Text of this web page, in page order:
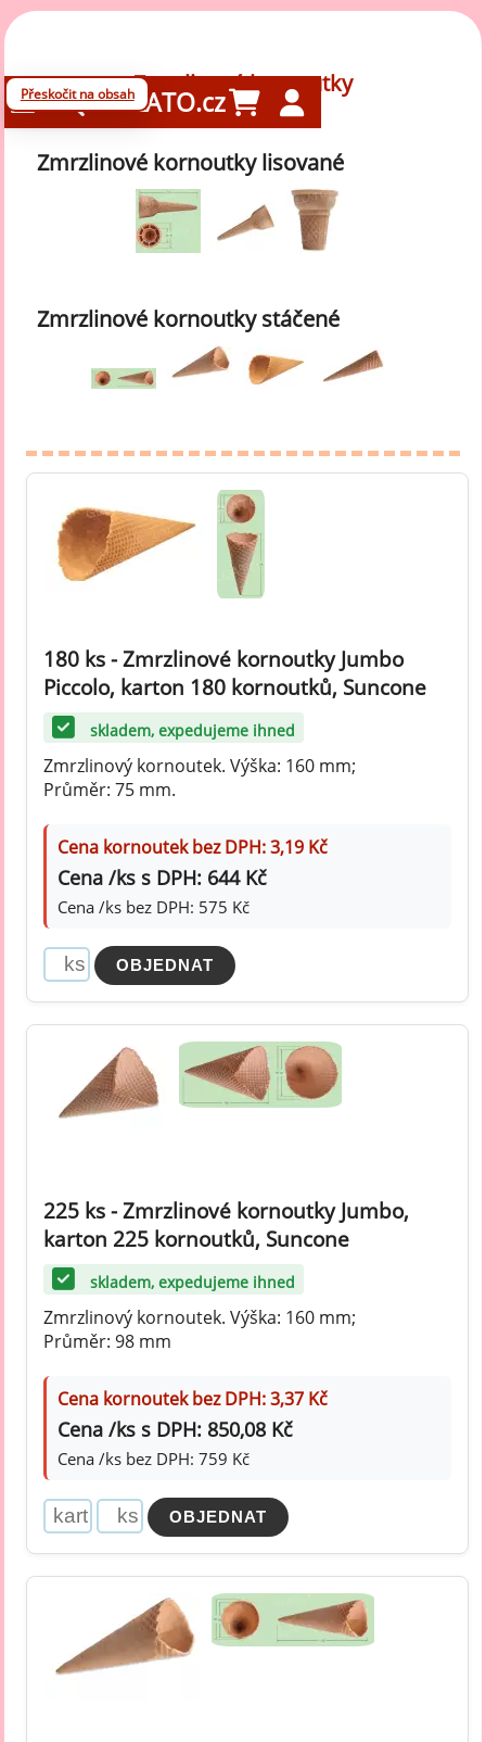
Přeskočit na obsahGELATO.cz
Zmrzlinové kornoutky
Zmrzlinové kornoutky lisované
Zmrzlinové kornoutky stáčené
180 ks - Zmrzlinové kornoutky Jumbo
Piccolo, karton 180 kornoutků, Suncone
skladem, expedujeme ihned
Zmrzlinový kornoutek. Výška: 160 mm;
Průměr: 75 mm.
Cena kornoutek bez DPH: 3,19 Kč
Cena /ks s DPH: 644 Kč
Cena /ks bez DPH: 575 Kč
225 ks - Zmrzlinové kornoutky Jumbo,
karton 225 kornoutků, Suncone
skladem, expedujeme ihned
Zmrzlinový kornoutek. Výška: 160 mm;
Průměr: 98 mm
Cena kornoutek bez DPH: 3,37 Kč
Cena /ks s DPH: 850,08 Kč
Cena /ks bez DPH: 759 Kč